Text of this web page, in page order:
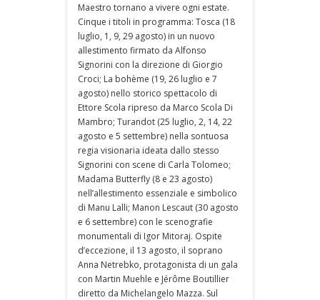
Maestro tornano a vivere ogni estate.
Cinque i titoli in programma: Tosca (18
luglio, 1, 9, 29 agosto) in un nuovo
allestimento firmato da Alfonso
Signorini con la direzione di Giorgio
Croci; La bohème (19, 26 luglio e 7
agosto) nello storico spettacolo di
Ettore Scola ripreso da Marco Scola Di
Mambro; Turandot (25 luglio, 2, 14, 22
agosto e 5 settembre) nella sontuosa
regia visionaria ideata dallo stesso
Signorini con scene di Carla Tolomeo;
Madama Butterfly (8 e 23 agosto)
nell’allestimento essenziale e simbolico
di Manu Lalli; Manon Lescaut (30 agosto
e 6 settembre) con le scenografie
monumentali di Igor Mitoraj. Ospite
d’eccezione, il 13 agosto, il soprano
Anna Netrebko, protagonista di un gala
con Martin Muehle e Jérôme Boutillier
diretto da Michelangelo Mazza. Sul